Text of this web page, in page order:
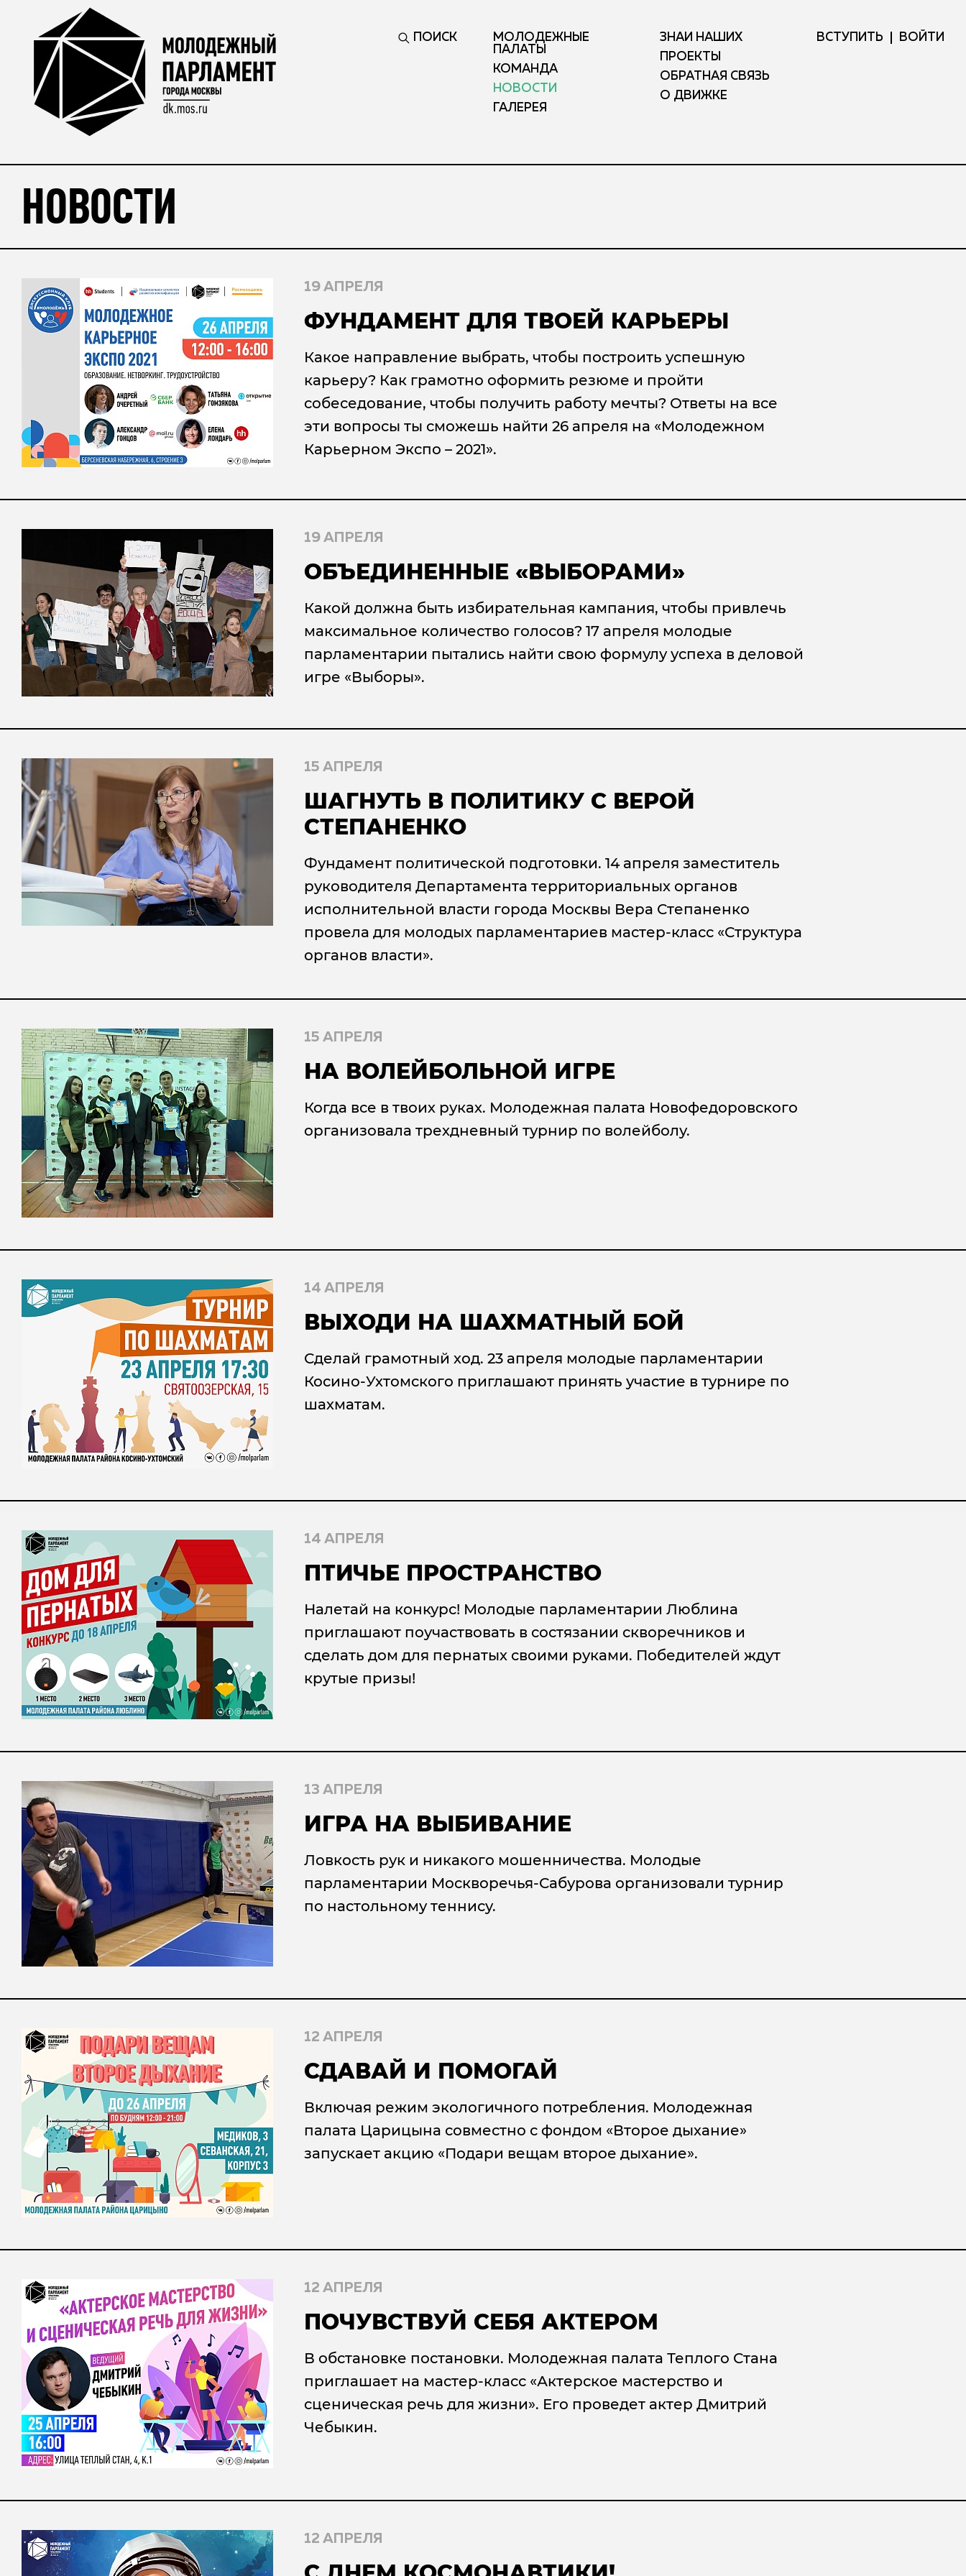
ПОИСК
МОЛОДЕЖНЫЕ
ПАЛАТЫ
КОМАНДА
НОВОСТИ
ГАЛЕРЕЯ
ЗНАЙ НАШИХ
ПРОЕКТЫ
ОБРАТНАЯ СВЯЗЬ
О ДВИЖКЕ
ВСТУПИТЬ ВОЙТИ
НОВОСТИ
19 АПРЕЛЯ
ФУНДАМЕНТ ДЛЯ ТВОЕЙ КАРЬЕРЫ
Какое направление выбрать, чтобы построить успешную
карьеру? Как грамотно оформить резюме и пройти
собеседование, чтобы получить работу мечты? Ответы на все
эти вопросы ты сможешь найти 26 апреля на «Молодежном
Карьерном Экспо – 2021».
19 АПРЕЛЯ
ОБЪЕДИНЕННЫЕ «ВЫБОРАМИ»
Какой должна быть избирательная кампания, чтобы привлечь
максимальное количество голосов? 17 апреля молодые
парламентарии пытались найти свою формулу успеха в деловой
игре «Выборы».
15 АПРЕЛЯ
ШАГНУТЬ В ПОЛИТИКУ С ВЕРОЙ
СТЕПАНЕНКО
Фундамент политической подготовки. 14 апреля заместитель
руководителя Департамента территориальных органов
исполнительной власти города Москвы Вера Степаненко
провела для молодых парламентариев мастер-класс «Структура
органов власти».
15 АПРЕЛЯ
НА ВОЛЕЙБОЛЬНОЙ ИГРЕ
Когда все в твоих руках. Молодежная палата Новофедоровского
организовала трехдневный турнир по волейболу.
14 АПРЕЛЯ
ВЫХОДИ НА ШАХМАТНЫЙ БОЙ
Сделай грамотный ход. 23 апреля молодые парламентарии
Косино-Ухтомского приглашают принять участие в турнире по
шахматам.
14 АПРЕЛЯ
ПТИЧЬЕ ПРОСТРАНСТВО
Налетай на конкурс! Молодые парламентарии Люблина
приглашают поучаствовать в состязании скворечников и
сделать дом для пернатых своими руками. Победителей ждут
крутые призы!
13 АПРЕЛЯ
ИГРА НА ВЫБИВАНИЕ
Ловкость рук и никакого мошенничества. Молодые
парламентарии Москворечья-Сабурова организовали турнир
по настольному теннису.
12 АПРЕЛЯ
СДАВАЙ И ПОМОГАЙ
Включая режим экологичного потребления. Молодежная
палата Царицына совместно с фондом «Второе дыхание»
запускает акцию «Подари вещам второе дыхание».
12 АПРЕЛЯ
ПОЧУВСТВУЙ СЕБЯ АКТЕРОМ
В обстановке постановки. Молодежная палата Теплого Стана
приглашает на мастер-класс «Актерское мастерство и
сценическая речь для жизни». Его проведет актер Дмитрий
Чебыкин.
12 АПРЕЛЯ